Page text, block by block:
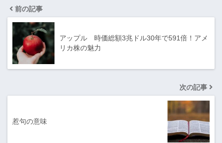
前の記事
アップル 時価総額3兆ドル30年で591倍！アメ
リカ株の魅力
次の記事
惹句の意味